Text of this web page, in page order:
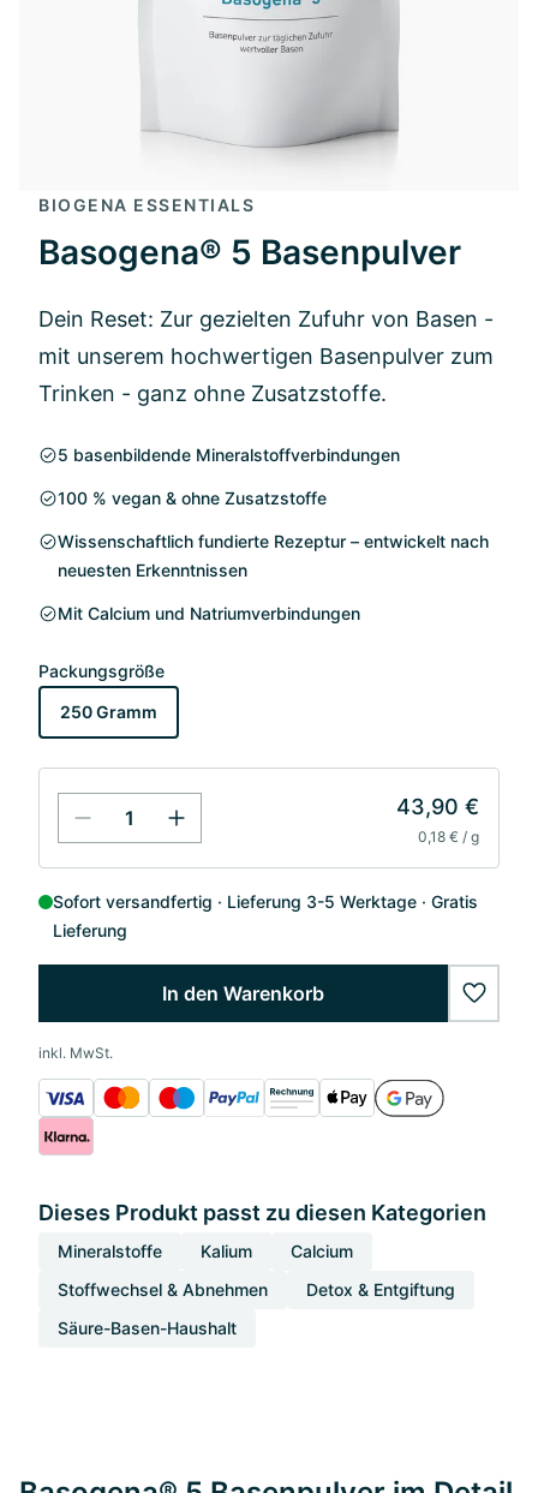
BIOGENA ESSENTIALS
Basogena® 5 Basenpulver
Dein Reset: Zur gezielten Zufuhr von Basen -
mit unserem hochwertigen Basenpulver zum
Trinken - ganz ohne Zusatzstoffe.
5 basenbildende Mineralstoffverbindungen
100 % vegan & ohne Zusatzstoffe
Wissenschaftlich fundierte Rezeptur – entwickelt nach
neuesten Erkenntnissen
Mit Calcium und Natriumverbindungen
Packungsgröße
250 Gramm
43,90 €
0,18 € / g
Sofort versandfertig Lieferung 3-5 Werktage
Gratis
Lieferung
In den Warenkorb
inkl. MwSt.
Dieses Produkt passt zu diesen Kategorien
Mineralstoffe Kalium
Calcium
Stoffwechsel & Abnehmen
Detox & Entgiftung
Säure-Basen-Haushalt